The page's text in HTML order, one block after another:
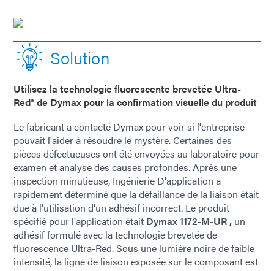
Solution
Utilisez la technologie fluorescente brevetée Ultra-
Red® de Dymax pour la confirmation visuelle du produit
Le fabricant a contacté Dymax pour voir si l'entreprise
pouvait l'aider à résoudre le mystère. Certaines des
pièces défectueuses ont été envoyées au laboratoire pour
examen et analyse des causes profondes. Après une
inspection minutieuse, Ingénierie D'application a
rapidement déterminé que la défaillance de la liaison était
due à l'utilisation d'un adhésif incorrect. Le produit
spécifié pour l'application était Dymax 1172-M-UR, un
adhésif formulé avec la technologie brevetée de
fluorescence Ultra-Red. Sous une lumière noire de faible
intensité, la ligne de liaison exposée sur le composant est